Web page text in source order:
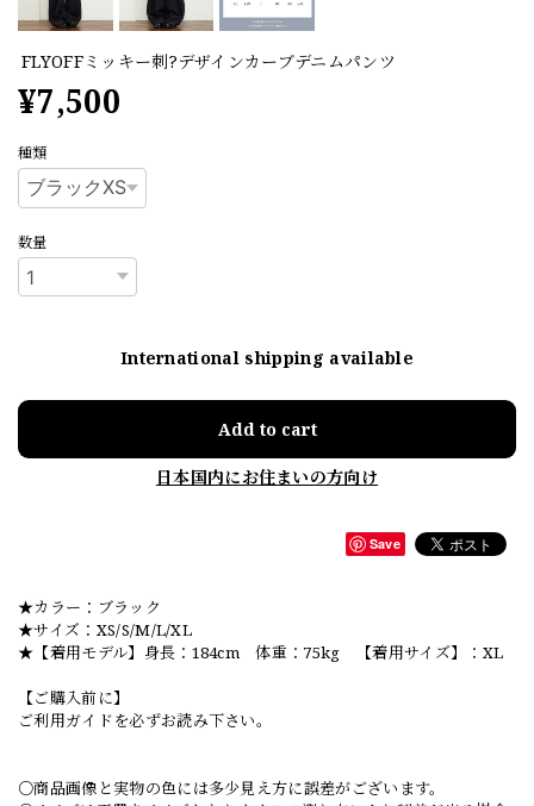
FLYOFFミッキー刺?デザインカーブデニムパンツ
¥7,500
種類
数量
International shipping available
Add to cart
日本国内にお住まいの方向け
Save
★カラー：ブラック
★サイズ：XS/S/M/L/XL
★【着用モデル】身長：184cm 体重：75kg 【着用サイズ】：XL
【ご購入前に】
ご利用ガイドを必ずお読み下さい。
○商品画像と実物の色には多少見え方に誤差がございます。